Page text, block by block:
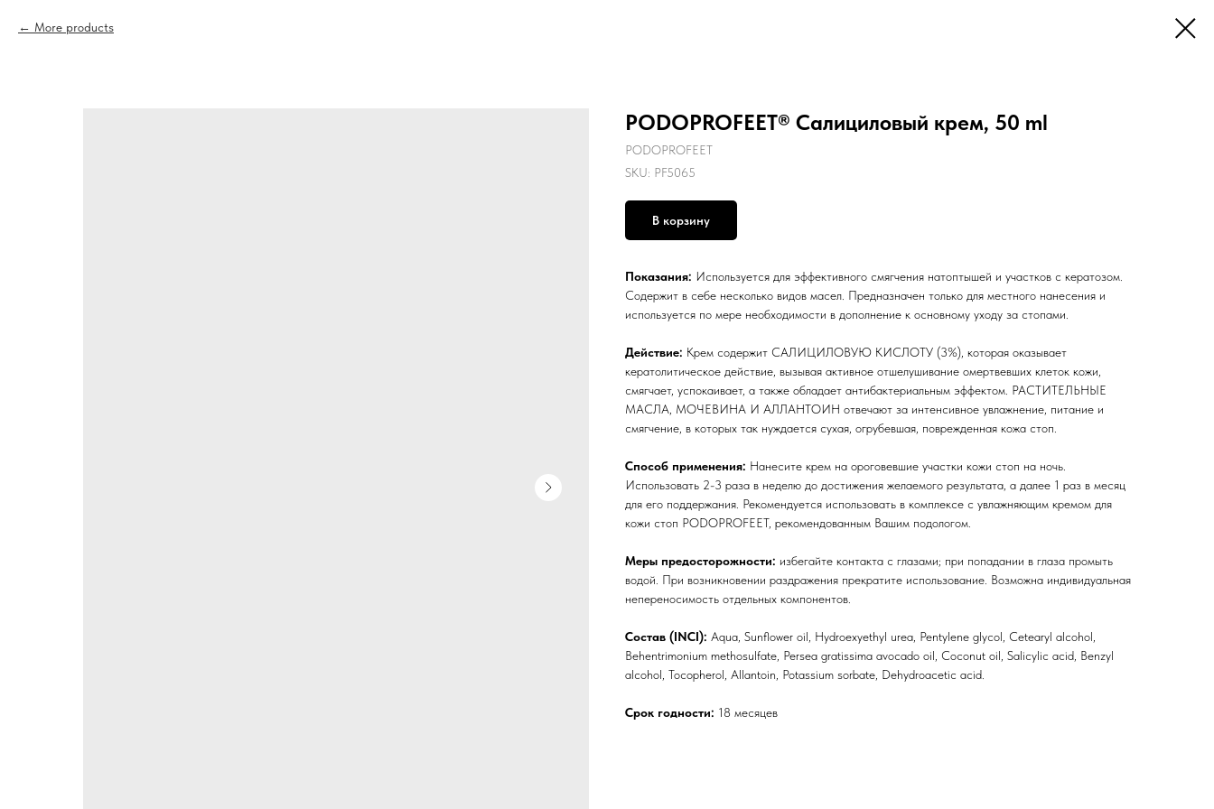
More products
PODOPROFEET® Салициловый крем, 50 ml
PODOPROFEET
SKU: PF5065
В корзину
Показания: Используется для эффективного смягчения натоптышей и участков с кератозом.
Содержит в себе несколько видов масел. Предназначен только для местного нанесения и
используется по мере необходимости в дополнение к основному уходу за стопами.
Действие: Крем содержит САЛИЦИЛОВУЮ КИСЛОТУ (3%), которая оказывает
кератолитическое действие, вызывая активное отшелушивание омертвевших клеток кожи,
смягчает, успокаивает, а также обладает антибактериальным эффектом. РАСТИТЕЛЬНЫЕ
МАСЛА, МОЧЕВИНА И АЛЛАНТОИН отвечают за интенсивное увлажнение, питание и
смягчение, в которых так нуждается сухая, огрубевшая, поврежденная кожа стоп.
Способ применения: Нанесите крем на ороговевшие участки кожи стоп на ночь.
Использовать 2-3 раза в неделю до достижения желаемого результата, а далее 1 раз в месяц
для его поддержания. Рекомендуется использовать в комплексе с увлажняющим кремом для
кожи стоп PODOPROFEET, рекомендованным Вашим подологом.
Меры предосторожности: избегайте контакта с глазами; при попадании в глаза промыть
водой. При возникновении раздражения прекратите использование. Возможна индивидуальная
непереносимость отдельных компонентов.
Состав (INCI): Aqua, Sunflower oil, Hydroexyethyl urea, Pentylene glycol, Cetearyl alcohol,
Behentrimonium methosulfate, Persea gratissima avocado oil, Coconut oil, Salicylic acid, Benzyl
alcohol, Tocopherol, Allantoin, Potassium sorbate, Dehydroacetic acid.
Срок годности: 18 месяцев